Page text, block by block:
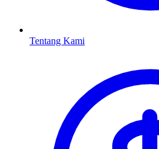
Tentang Kami